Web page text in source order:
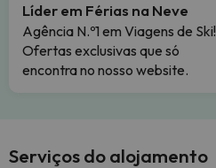
Líder em Férias na Neve
Agência N.º1 em Viagens de Ski!
Ofertas exclusivas que só
encontra no nosso website.
Serviços do alojamento